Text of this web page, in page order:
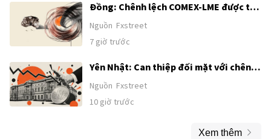
Đồng: Chênh lệch COMEX-LME được tái
định hình bởi hoạt động chênh lệch giá
do thuế quan thúc đẩy – Societe
Generale
Nguồn Fxstreet
7 giờ trước
Yên Nhật: Can thiệp đối mặt với chênh
lệch lãi suất dai dẳng – HSBC
Nguồn Fxstreet
10 giờ trước
Xem thêm